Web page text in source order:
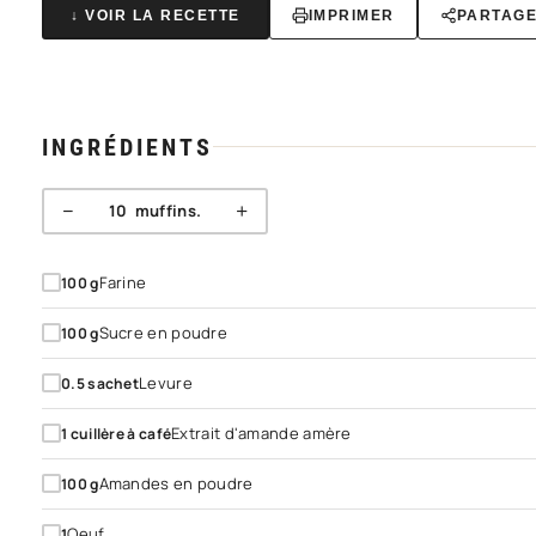
↓ VOIR LA RECETTE IMPRIMER
INGRÉDIENTS
− 10 muffins. +
100gFarine
100gSucre en poudre
0.5sachetLevure
1 cuillère à caféExtrait d'amande amère
100gAmandes en poudre